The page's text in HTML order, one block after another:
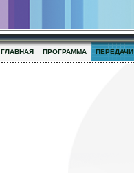
ГЛАВНАЯ ПРОГРАММА ПЕРЕДАЧИ